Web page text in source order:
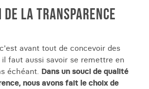
DE LA TRANSPARENCE
avant tout de concevoir des
il faut aussi savoir se remettre en
échéant. Dans un souci de qualité
nous avons fait le choix de